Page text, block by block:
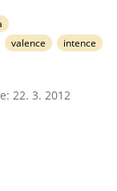
valence intence
22. 3. 2012